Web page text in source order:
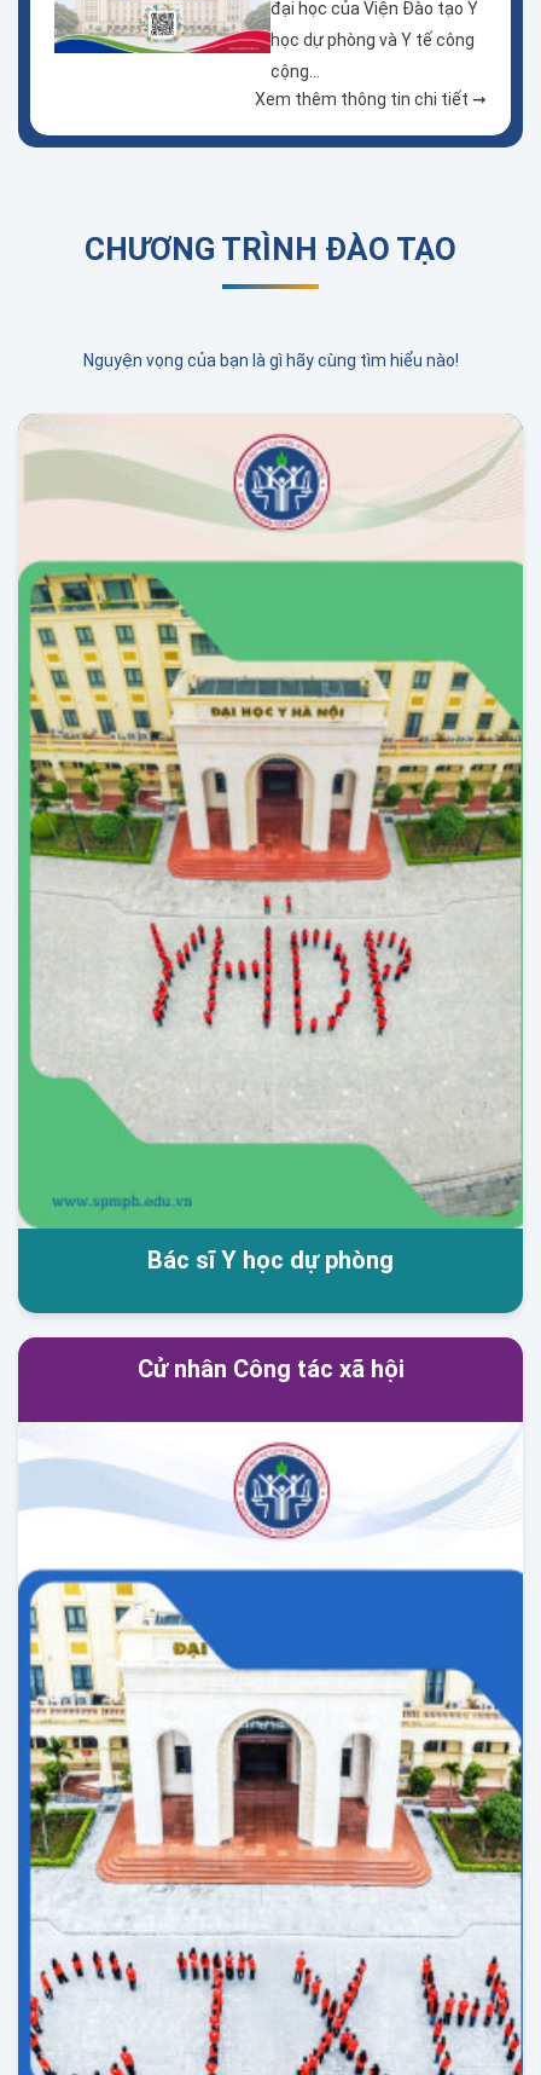
đại học của Viện Đào tạo Y
học dự phòng và Y tế công
cộng...
Xem thêm thông tin chi tiết ➞
CHƯƠNG TRÌNH ĐÀO TẠO
Nguyện vọng của bạn là gì hãy cùng tìm hiểu nào!
Bác sĩ Y học dự phòng
Cử nhân Công tác xã hội